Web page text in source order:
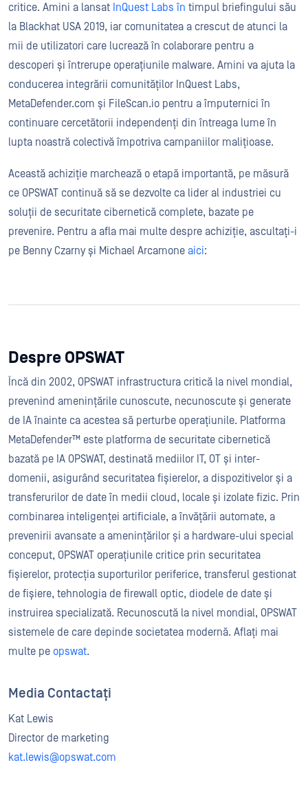
critice. Amini a lansat InQuest Labs în timpul briefingului său
la Blackhat USA 2019, iar comunitatea a crescut de atunci la
mii de utilizatori care lucrează în colaborare pentru a
descoperi și întrerupe operațiunile malware. Amini va ajuta la
conducerea integrării comunităților InQuest Labs,
MetaDefender.com și FileScan.io pentru a împuternici în
continuare cercetătorii independenți din întreaga lume în
lupta noastră colectivă împotriva campaniilor malițioase.
Această achiziție marchează o etapă importantă, pe măsură
ce OPSWAT continuă să se dezvolte ca lider al industriei cu
soluții de securitate cibernetică complete, bazate pe
prevenire. Pentru a afla mai multe despre achiziție, ascultați-i
pe Benny Czarny și Michael Arcamone aici:
Despre OPSWAT
Încă din 2002, OPSWAT infrastructura critică la nivel mondial,
prevenind amenințările cunoscute, necunoscute și generate
de IA înainte ca acestea să perturbe operațiunile. Platforma
MetaDefender™ este platforma de securitate cibernetică
bazată pe IA OPSWAT, destinată mediilor IT, OT și inter-
domenii, asigurând securitatea fișierelor, a dispozitivelor și a
transferurilor de date în medii cloud, locale și izolate fizic. Prin
combinarea inteligenței artificiale, a învățării automate, a
prevenirii avansate a amenințărilor și a hardware-ului special
conceput, OPSWAT operațiunile critice prin securitatea
fișierelor, protecția suporturilor periferice, transferul gestionat
de fișiere, tehnologia de firewall optic, diodele de date și
instruirea specializată. Recunoscută la nivel mondial, OPSWAT
sistemele de care depinde societatea modernă. Aflați mai
multe pe opswat.
Media Contactați
Kat Lewis
Director de marketing
kat.lewis@opswat.com